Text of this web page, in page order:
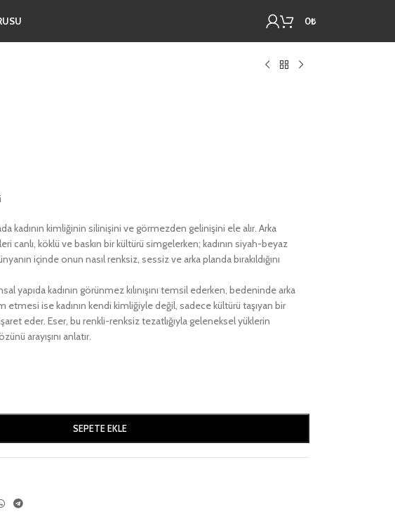
0₺
kadının kimliğinin silinişini ve görmezden gelinişini ele alır. Arka
canlı, köklü ve baskın bir kültürü simgelerken; kadının siyah-beyaz
içinde onun nasıl renksiz, sessiz ve arka planda bırakıldığını
yapıda kadının görünmez kılınışını temsil ederken, bedeninde arka
ise kadının kendi kimliğiyle değil, sadece kültürü taşıyan bir
eder. Eser, bu renkli-renksiz tezatlığıyla geleneksel yüklerin
arayışını anlatır.
SEPETE EKLE